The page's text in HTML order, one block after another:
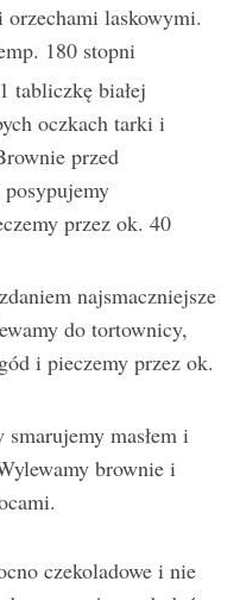
orzechami laskowymi.
180 stopni
tabliczkę białej
oczkach tarki i
przed
przez ok. 40
najsmaczniejsze
do tortownicy,
i pieczemy przez ok.
masłem i
brownie i
czekoladowe i nie